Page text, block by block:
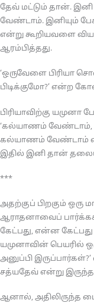
தேவ் மட்டும் தான்.
வேண்டாம். இனியும்
என்று கூறியவளை
ஆரம்பித்தது.
‘ஒருவேளை பிரியா
பிடிக்குமோ?’ என்ற
பிரியாவிற்கு யமுனா
‘கல்யாணம் வேண்டாம்,
கல்யாணம் வேண்டாம்
இதில் இனி தான்
***
அதற்குப் பிறகும் ஒரு
ஆராதனாவைப்
கேட்பது, என்ன
யமுனாவின் பெயரில்
அனுப்பி
சத்யதேவ் என்று
ஆனால், அதிலிருந்த